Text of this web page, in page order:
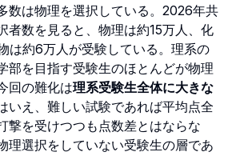
数は物理を選択している。2026年共
者数を見ると、物理は約15万人、化
は約6万人が受験している。理系の
部を目指す受験生のほとんどが物理
回の難化は理系受験生全体に大きな
いえ、難しい試験であれば平均点全
撃を受けつつも点数差とはならな
理選択をしていない受験生の層であ